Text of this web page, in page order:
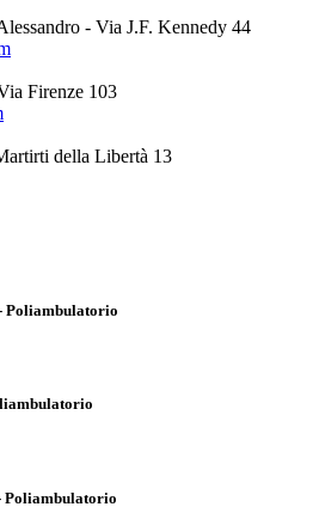
- Via J.F. Kennedy 44
Firenze 103
della Libertà 13
Poliambulatorio
Poliambulatorio